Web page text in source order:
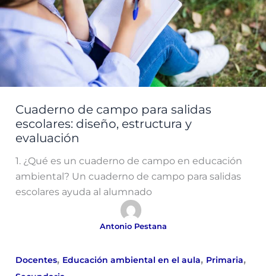
Cuaderno de campo para salidas
escolares: diseño, estructura y
evaluación
1. ¿Qué es un cuaderno de campo en educación
ambiental? Un cuaderno de campo para salidas
escolares ayuda al alumnado
Antonio Pestana
Docentes, Educación ambiental en el aula, Primaria,